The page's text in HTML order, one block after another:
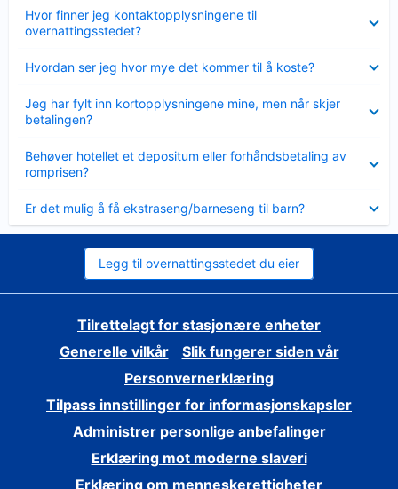
Hvor finner jeg kontaktopplysningene til
overnattingsstedet?
mindre
Hvordan ser jeg hvor mye det kommer til å koste?
mindre
Jeg har fylt inn kortopplysningene mine, men når skjer
betalingen?
mindre
Behøver hotellet et depositum eller forhåndsbetaling av
romprisen?
mindre
Er det mulig å få ekstraseng/barneseng til barn?
mindre
Legg til overnattingsstedet du eier
Tilrettelagt for stasjonære enheter
Generelle vilkår
Slik fungerer siden vår
Personvernerklæring
Tilpass innstillinger for informasjonskapsler
Administrer personlige anbefalinger
Erklæring mot moderne slaveri
Erklæring om menneskerettigheter